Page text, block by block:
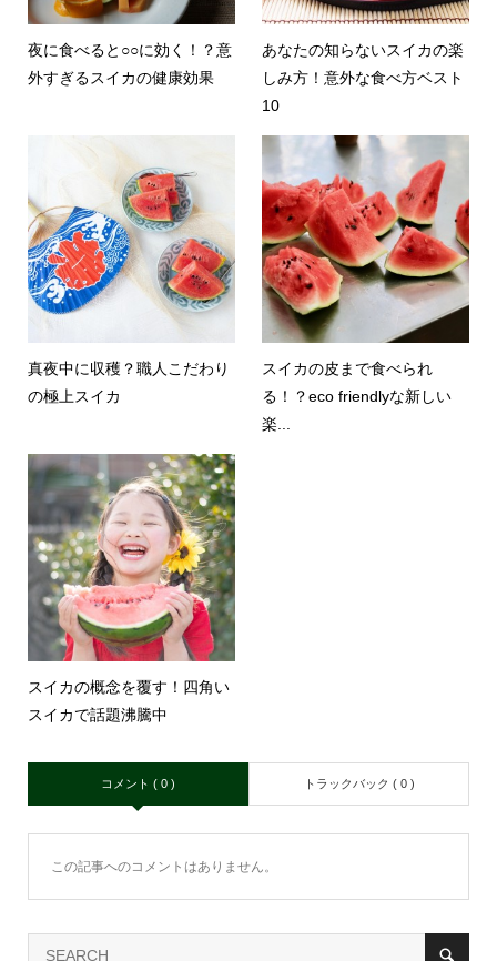
夜に食べると○○に効く！？意
外すぎるスイカの健康効果
あなたの知らないスイカの楽
しみ方！意外な食べ方ベスト
10
真夜中に収穫？職人こだわり
の極上スイカ
スイカの皮まで食べられ
る！？eco friendlyな新しい
楽...
スイカの概念を覆す！四角い
スイカで話題沸騰中
コメント ( 0 ) トラックバック ( 0 )
この記事へのコメントはありません。